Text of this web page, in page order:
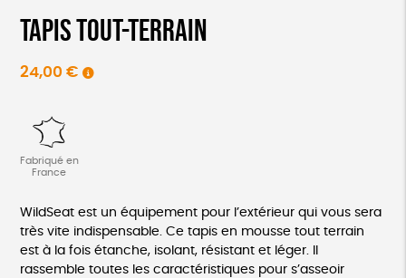
Tapis tout-terrain
24,00 €
Fabriqué en
France
WildSeat est un équipement pour l’extérieur qui vous sera
très vite indispensable. Ce tapis en mousse tout terrain
est à la fois étanche, isolant, résistant et léger. Il
rassemble toutes les caractéristiques pour s’asseoir